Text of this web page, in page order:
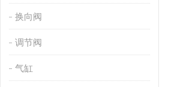
换向阀
调节阀
气缸